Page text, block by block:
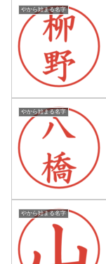
やから始まる名字
やから始まる名字
やから始まる名字